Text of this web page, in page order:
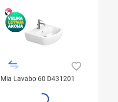
Mia Lavabo 60 D431201